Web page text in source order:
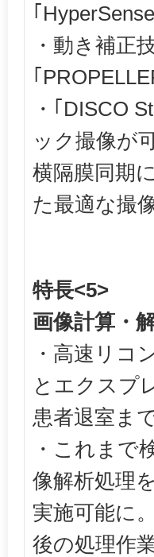
｢
・動き補正
｢
・｢DISCO
ック撮像が
横隔膜同期
た最適な撮
特長<5>
画像計算・
・高速リコ
とエクスプ
患者退室ま
・これまで
像解析処理
実施可能に
後の処理作